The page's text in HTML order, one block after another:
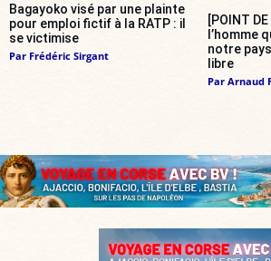
Bagayoko visé par une plainte
pour emploi fictif à la RATP : il
se victimise
Par Frédéric Sirgant
[POINT
l’homme
notre
libre
Par Arnaud